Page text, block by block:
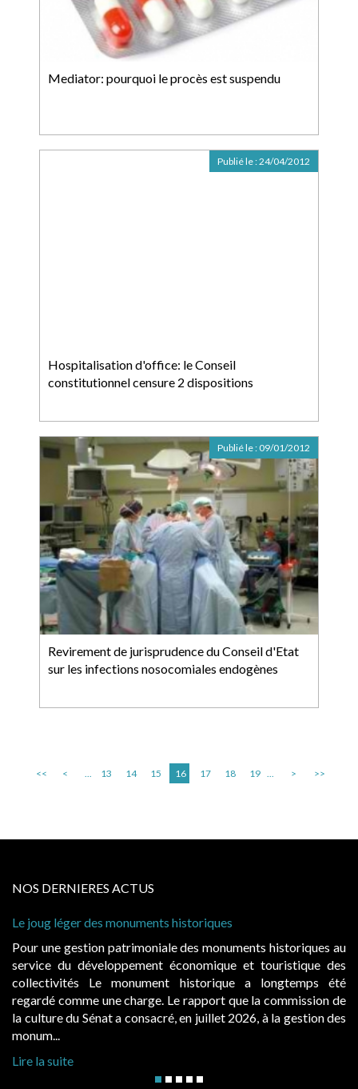
Mediator: pourquoi le procès est suspendu
Hospitalisation d'office: le Conseil
constitutionnel censure 2 dispositions
Publié le :24/04/2012
Revirement de jurisprudence du Conseil d'Etat
sur les infections nosocomiales endogènes
Publié le : 09/01/2012
<< < ... 13 14 15 16 17 18 19 ... > >>
NOS DERNIERES ACTUS
Le joug léger des monuments historiques
Pour une gestion patrimoniale des monuments historiques au
service du développement économique et touristique des
collectivités Le monument historique a longtemps été
regardé comme une charge. Le rapport que la commission de
la culture du Sénat a consacré, en juillet 2026, à la gestion des
monum...
Lire la suite